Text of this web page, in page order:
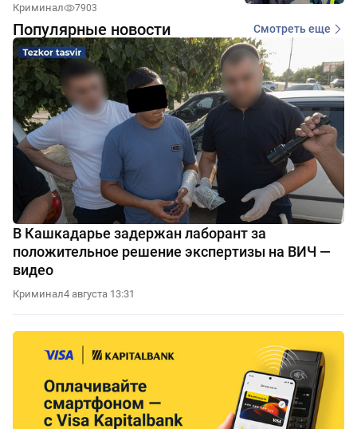
Криминал 7903
Популярные новости Смотреть еще
В Кашкадарье задержан лаборант за
положительное решение экспертизы на ВИЧ —
видео
Криминал4 августа 13:31